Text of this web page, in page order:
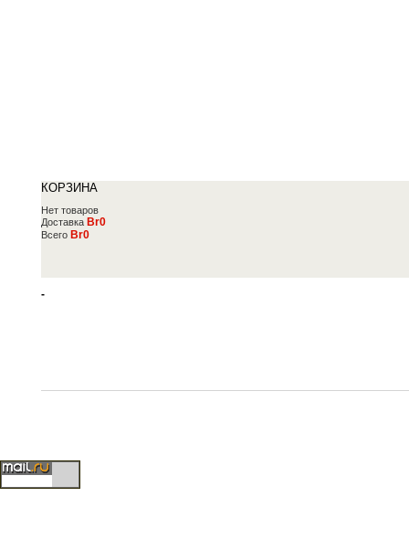
КОРЗИНА
Нет товаров
Доставка Br0
Всего Br0
-